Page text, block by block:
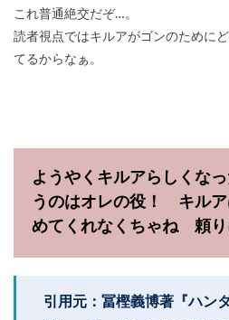
これ普通絶交だぞ…。
読者視点ではキルアがゴンのために
てるからなぁ。
ようやくキルアらしくな
うのはオレの役！ キルア
めてくれなくちゃね 頼り
引用元：冨樫義博著『ハン